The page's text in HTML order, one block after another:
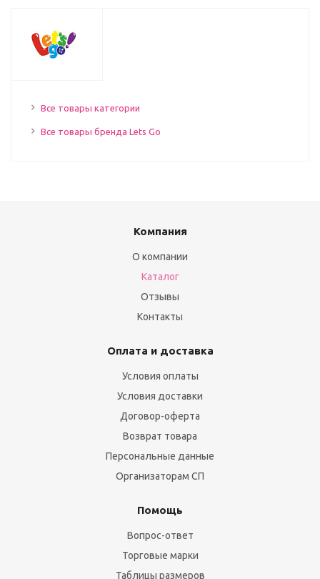
Все товары категории
Все товары бренда Lets Go
Компания
О компании
Каталог
Отзывы
Контакты
Оплата и доставка
Условия оплаты
Условия доставки
Договор-оферта
Возврат товара
Персональные данные
Организаторам СП
Помощь
Вопрос-ответ
Торговые марки
Таблицы размеров